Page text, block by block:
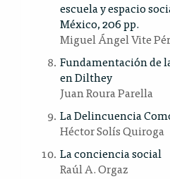
escuela y espacio
México, 206 pp.
Miguel Ángel Vite
Fundamentación de
en Dilthey
Juan Roura Parella
La Delincuencia
Héctor Solís Quiroga
La conciencia social
Raúl A. Orgaz